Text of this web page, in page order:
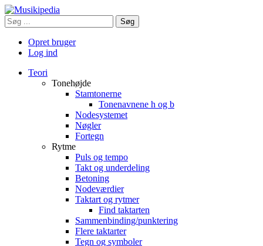
Søg
Opret bruger
Log ind
Teori
Tonehøjde
Stamtonerne
Tonenavnene h og b
Nodesystemet
Nøgler
Fortegn
Rytme
Puls og tempo
Takt og underdeling
Betoning
Nodeværdier
Taktart og rytmer
Find taktarten
Sammenbinding/punktering
Flere taktarter
Tegn og symboler